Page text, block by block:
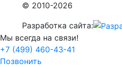
© 2010-2026
Разработка сайта:
Мы всегда на связи!
+7 (499) 460-43-41
Позвонить